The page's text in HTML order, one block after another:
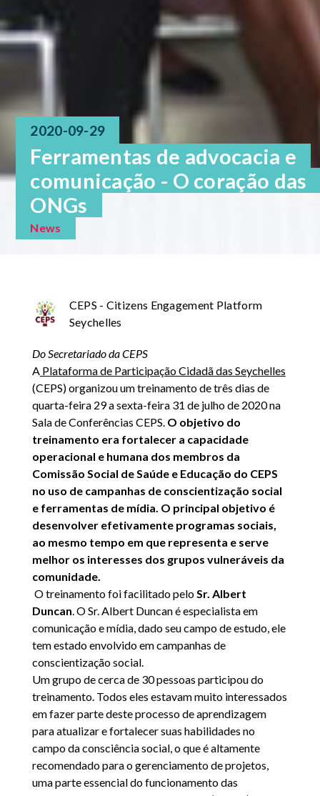
2020-09-29
Ferramentas de advocacia e
comunicação - O coração das
ONGs
News
CEPS - Citizens Engagement Platform
Seychelles
Do Secretariado da CEPS
A Plataforma de Participação Cidadã das Seychelles
(CEPS) organizou um treinamento de três dias de
quarta-feira 29 a sexta-feira 31 de julho de 2020 na
Sala de Conferências CEPS. O objetivo do
treinamento era fortalecer a capacidade
operacional e humana dos membros da
Comissão Social de Saúde e Educação do CEPS
no uso de campanhas de conscientização social
e ferramentas de mídia. O principal objetivo é
desenvolver efetivamente programas sociais,
ao mesmo tempo em que representa e serve
melhor os interesses dos grupos vulneráveis da
comunidade.
O treinamento foi facilitado pelo Sr. Albert
Duncan . O Sr. Albert Duncan é especialista em
comunicação e mídia, dado seu campo de estudo, ele
tem estado envolvido em campanhas de
conscientização social.
Um grupo de cerca de 30 pessoas participou do
treinamento. Todos eles estavam muito interessados
em fazer parte deste processo de aprendizagem
para atualizar e fortalecer suas habilidades no
campo da consciência social, o que é altamente
recomendado para o gerenciamento de projetos,
uma parte essencial do funcionamento das